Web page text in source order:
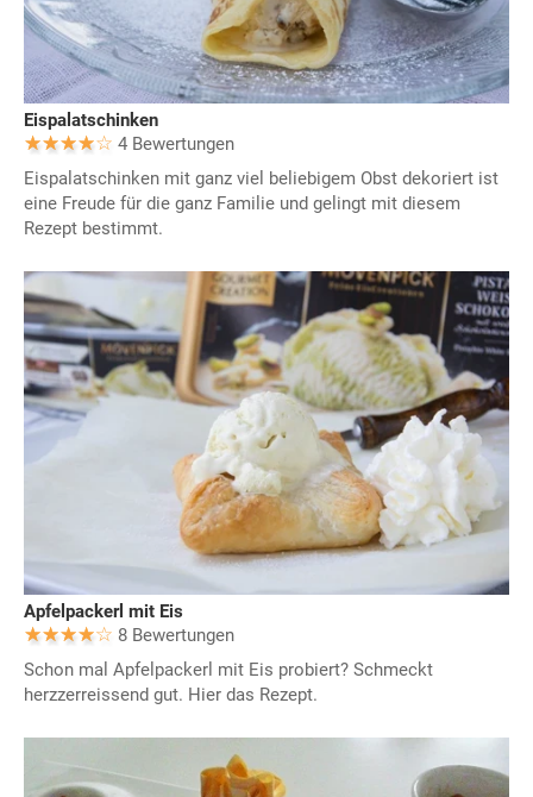
Eispalatschinken
4 Bewertungen
Eispalatschinken mit ganz viel beliebigem Obst dekoriert ist
eine Freude für die ganz Familie und gelingt mit diesem
Rezept bestimmt.
Apfelpackerl mit Eis
8 Bewertungen
Schon mal Apfelpackerl mit Eis probiert? Schmeckt
herzzerreissend gut. Hier das Rezept.